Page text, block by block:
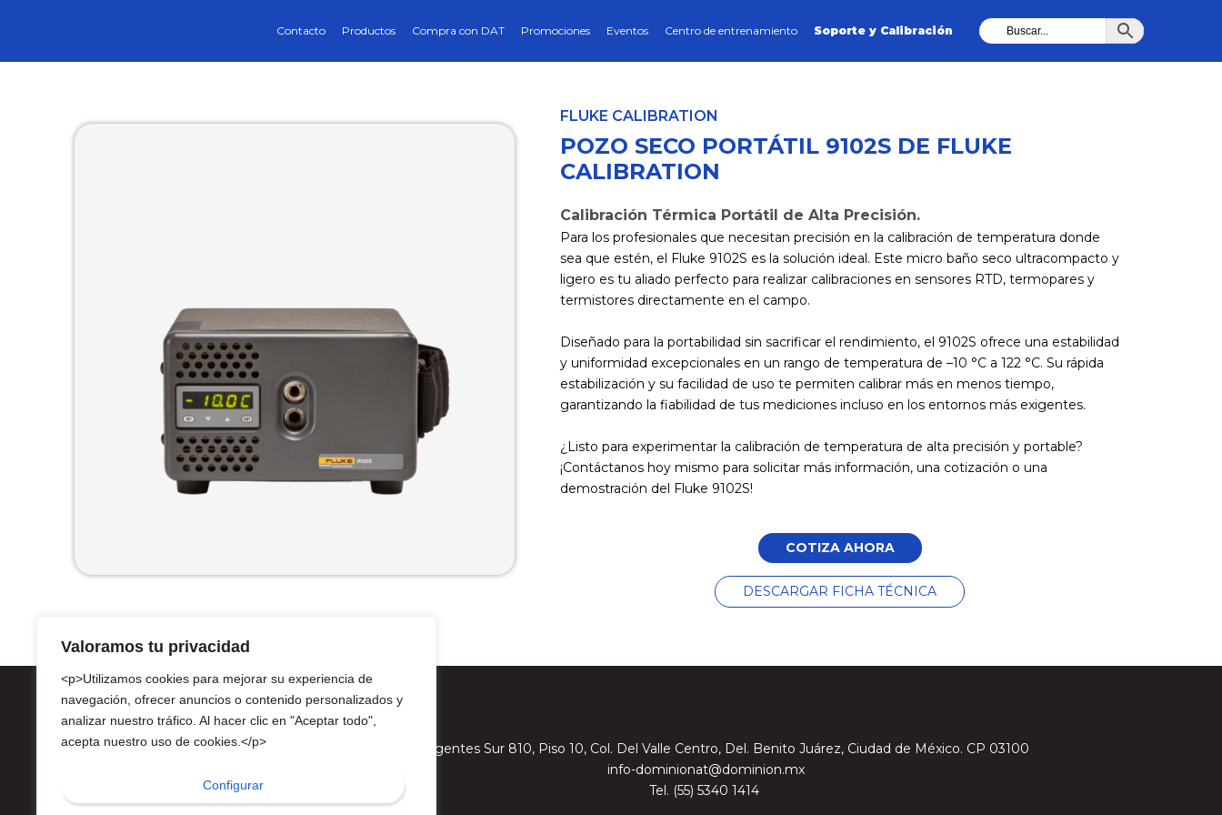
Valoramos tu privacidad
<p>Utilizamos cookies para mejorar su experiencia de
navegación, ofrecer anuncios o contenido personalizados y
analizar nuestro tráfico. Al hacer clic en "Aceptar todo",
acepta nuestro uso de cookies.</p>
Configurar
Contacto Productos Compra con DAT Promociones Eventos Centro de entrenamiento Soporte y Calibración
FLUKE CALIBRATION
POZO SECO PORTÁTIL 9102S DE FLUKE
CALIBRATION
Calibración Térmica Portátil de Alta Precisión.
Para los profesionales que necesitan precisión en la calibración de temperatura donde
sea que estén, el Fluke 9102S es la solución ideal. Este micro baño seco ultracompacto y
ligero es tu aliado perfecto para realizar calibraciones en sensores RTD, termopares y
termistores directamente en el campo.
Diseñado para la portabilidad sin sacrificar el rendimiento, el 9102S ofrece una estabilidad
y uniformidad excepcionales en un rango de temperatura de –10 °C a 122 °C. Su rápida
estabilización y su facilidad de uso te permiten calibrar más en menos tiempo,
garantizando la fiabilidad de tus mediciones incluso en los entornos más exigentes.
¿Listo para experimentar la calibración de temperatura de alta precisión y portable?
¡Contáctanos hoy mismo para solicitar más información, una cotización o una
demostración del Fluke 9102S!
COTIZA AHORA
DESCARGAR FICHA TÉCNICA
Av. Insurgentes Sur 810, Piso 10, Col. Del Valle Centro, Del. Benito Juárez, Ciudad de México. CP 03100
info-dominionat@dominion.mx
Tel. (55) 5340 1414